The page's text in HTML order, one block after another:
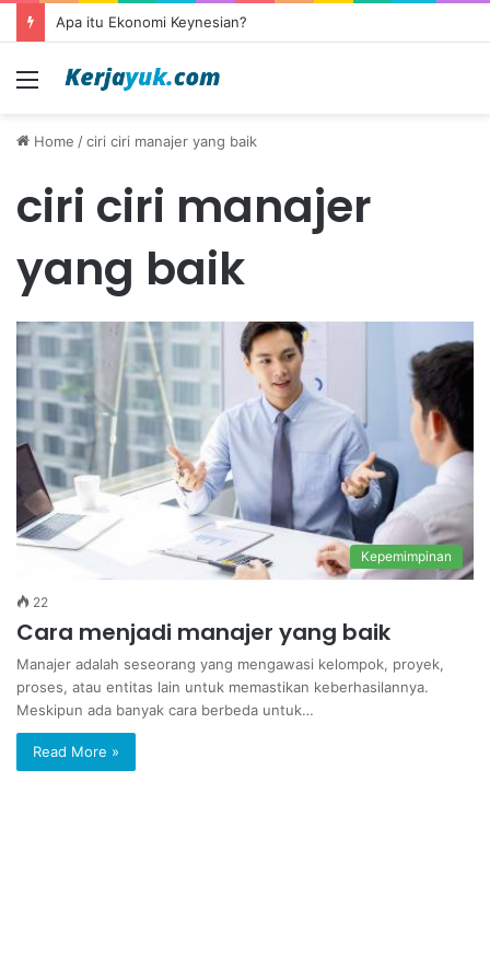
Apa itu Ekonomi Keynesian?
Menu
Home /ciri ciri manajer yang baik
ciri ciri manajer
yang baik
Kepemimpinan
22
Cara menjadi manajer yang baik
Manajer adalah seseorang yang mengawasi kelompok, proyek,
proses, atau entitas lain untuk memastikan keberhasilannya.
Meskipun ada banyak cara berbeda untuk…
Read More »